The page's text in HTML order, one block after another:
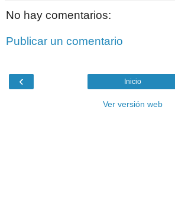
No hay comentarios:
Publicar un comentario
‹ Inicio
Ver versión web